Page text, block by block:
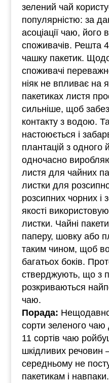
зелений чай
популярністю: за
асоціації чаю, його
споживачів. Решта
чашку пакетик.
споживачі
ніяк не впливає на
пакетиках листя
сильніше, щоб
контакту з водою.
настоюється і
плантацій з одного
одночасно
листя для чайних
листки для
розсипних чорних і
якості
листки. Чайні
паперу, шовку або
таким чином, щоб
багатьох боків.
стверджують, що з
розкриваються
чаю.
Порада:
сорти зеленого
11 сортів чаю
шкідливих речовин
середньому не
пакетикам і